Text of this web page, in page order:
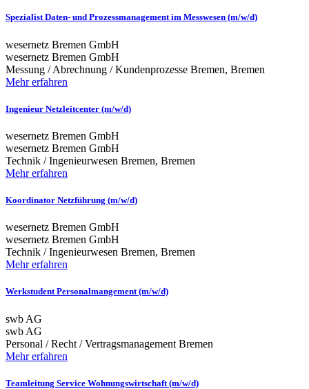
Spezialist Daten- und Prozessmanagement im Messwesen (m/w/d)
wesernetz Bremen GmbH
wesernetz Bremen GmbH
Messung / Abrechnung / Kundenprozesse Bremen, Bremen
Mehr erfahren
Ingenieur Netzleitcenter (m/w/d)
wesernetz Bremen GmbH
wesernetz Bremen GmbH
Technik / Ingenieurwesen Bremen, Bremen
Mehr erfahren
Koordinator Netzführung (m/w/d)
wesernetz Bremen GmbH
wesernetz Bremen GmbH
Technik / Ingenieurwesen Bremen, Bremen
Mehr erfahren
Werkstudent Personalmangement (m/w/d)
swb AG
swb AG
Personal / Recht / Vertragsmanagement Bremen
Mehr erfahren
Teamleitung Service Wohnungswirtschaft (m/w/d)